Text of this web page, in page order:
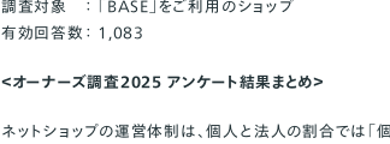
調査対象 ： 「BASE」をご利用のショップ
有効回答数： 1,083
＜オーナーズ調査2025 アンケート結果まとめ＞
ネットショップの運営体制は、個人と法人の割合では